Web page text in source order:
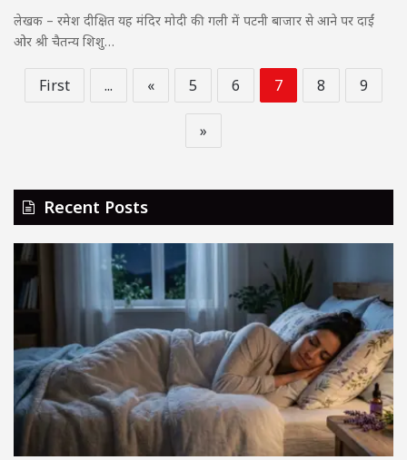
लेखक – रमेश दीक्षित यह मंदिर मोदी की गली में पटनी बाजार से आने पर दाईं
ओर श्री चैतन्य शिशु…
First ... « 5 6 7 8 9
»
Recent Posts